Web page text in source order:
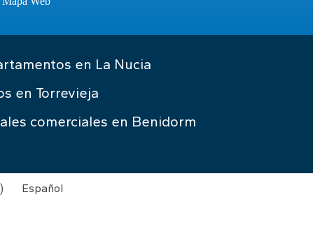
en La Nucia
en Torrevieja
comerciales en Benidorm
) Español